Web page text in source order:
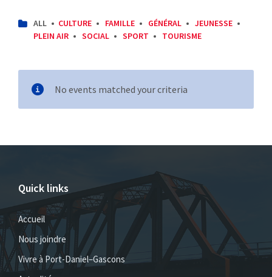
CATEGORIES:
ALL CULTURE FAMILLE GÉNÉRAL
JEUNESSE
PLEIN AIR
SOCIAL SPORT TOURISME
No events matched your criteria
Quick links
Accueil
Nous joindre
Vivre à Port-Daniel–Gascons